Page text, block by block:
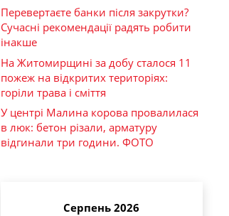
Перевертаєте банки після закрутки?
Сучасні рекомендації радять робити
інакше
На Житомирщині за добу сталося 11
пожеж на відкритих територіях:
горіли трава і сміття
У центрі Малина корова провалилася
в люк: бетон різали, арматуру
відгинали три години. ФОТО
Серпень 2026